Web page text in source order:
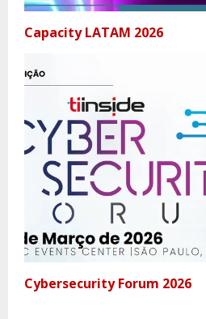
Capacity LATAM 2026
Cybersecurity Forum 2026